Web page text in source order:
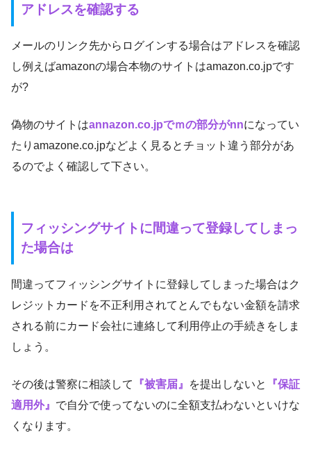
アドレスを確認する
メールのリンク先からログインする場合はアドレスを確認
し例えばamazonの場合本物のサイトはamazon.co.jpです
が?
偽物のサイトはannazon.co.jpでｍの部分がnnになってい
たりamazone.co.jpなどよく見るとチョット違う部分があ
るのでよく確認して下さい。
フィッシングサイトに間違って登録してしまっ
た場合は
間違ってフィッシングサイトに登録してしまった場合はク
レジットカードを不正利用されてとんでもない金額を請求
される前にカード会社に連絡して利用停止の手続きをしま
しょう。
その後は警察に相談して 『被害届』 を提出しないと
『保証
適用外』 で自分で使ってないのに全額支払わないといけな
くなります。